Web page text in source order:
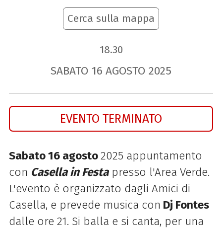
Cerca sulla mappa
18.30
SABATO 16 AGOSTO 2025
EVENTO TERMINATO
Sabato 16 agosto2025 appuntamento
con Casella in Festapresso l'Area Verde.
L'evento è organizzato dagli Amici di
Casella, e prevede musica con Dj Fontes
dalle ore 21. Si balla e si canta, per una